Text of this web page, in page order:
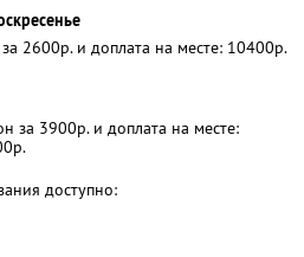
2600р. и доплата на месте: 10400р.
за 3900р. и доплата на месте:
доступно: